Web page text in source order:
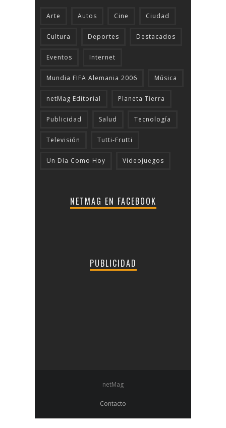
Arte Autos Cine Ciudad
Cultura Deportes Destacados
Eventos Internet
Mundia FIFA Alemania 2006 Música
netMag Editorial Planeta Tierra
Publicidad Salud Tecnologí­a
Televisión Tutti-Frutti
Un Día Como Hoy Videojuegos
NETMAG EN FACEBOOK
PUBLICIDAD
netMag
Contacto